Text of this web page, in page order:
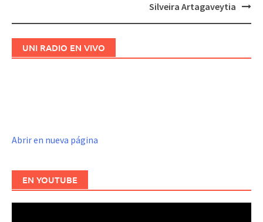
Silveira Artagaveytia
UNI RADIO EN VIVO
Abrir en nueva página
EN YOUTUBE